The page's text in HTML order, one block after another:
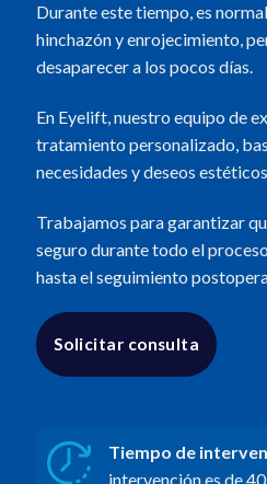
Durante este tiempo, es
hinchazón y enrojecimiento,
desaparecer a los pocos días.
En Eyelift, nuestro equipo de
tratamiento personalizado,
necesidades y deseos
Trabajamos para garantizar
seguro durante todo el
hasta el seguimiento
Solicitar consulta
Tiempo de
intervención es de